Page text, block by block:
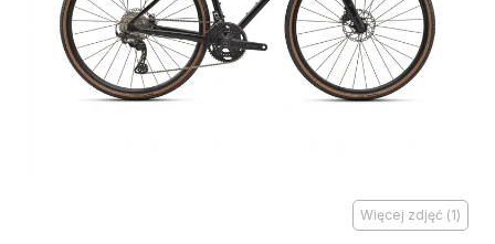
Więcej zdjęć (1)